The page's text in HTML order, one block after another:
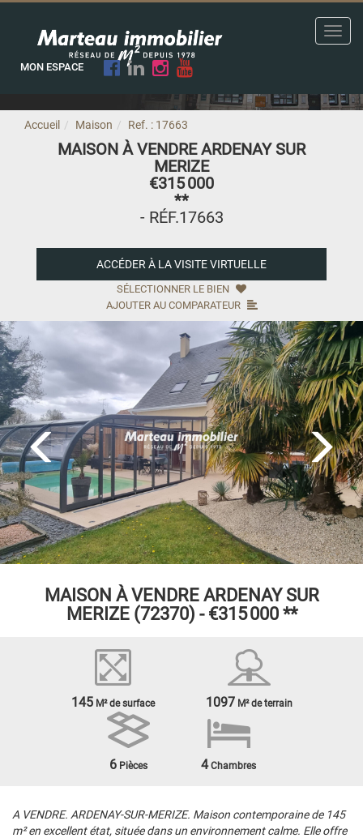
MON ESPACE
Accueil Maison Ref. : 17663
MAISON À VENDRE ARDENAY SUR
MERIZE
€315 000
**
- RÉF.17663
ACCÉDER À LA VISITE VIRTUELLE
SÉLECTIONNER LE BIEN
AJOUTER AU COMPARATEUR
MAISON À VENDREARDENAY SUR
MERIZE (72370) - €315 000**
145M² de surface 1097 M² de terrain
6 Pièces 4Chambres
A VENDRE. ARDENAY-SUR-MERIZE. Maison contemporaine de 145
m² en excellent état, située dans un environnement calme. Elle offre